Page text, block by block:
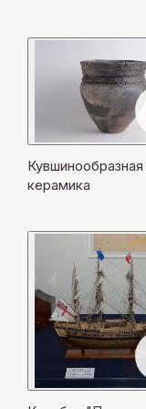
Самка и
Науманна и
Среди
находят зубы.
лучше
поэтому по
Самое
изделие на
Это ценное
то, что на
Камни с
Наскальные
пещере
Кувшинообразная
керамика
Пришедшая
Охотского
Хоккайдо
Шкура
узором из
это шкура
включает
Это модель в
корабля
Эта диорама
проводимым
(Карафуто) в
Омуся – это
В 1869 году
сделать
Саппоро,
Книга с
Мацуура
В конце эпохи
уроженец